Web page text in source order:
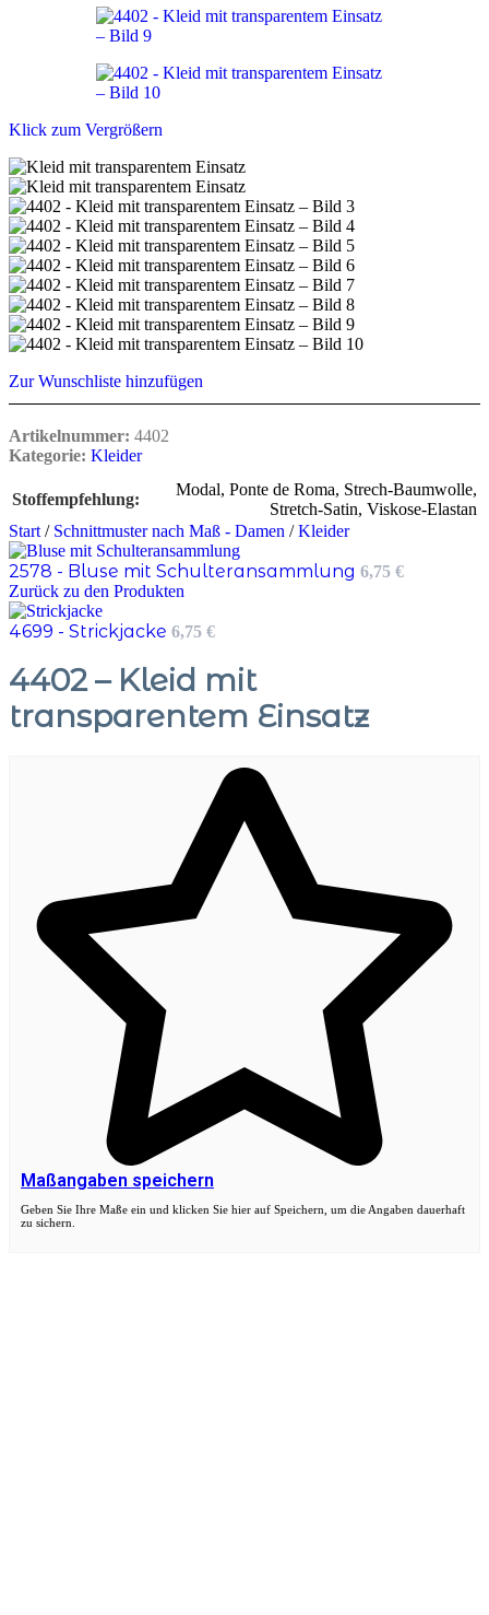
Klick zum Vergrößern
Zur Wunschliste hinzufügen
Artikelnummer: 4402
Kategorie: Kleider
Stoffempfehlung
Modal, Ponte de Roma, Strech-Baumwolle,
Stretch-Satin, Viskose-Elastan
Start / Schnittmuster nach Maß - Damen / Kleider
2578 - Bluse mit Schulteransammlung 6,75 €
Zurück zu den Produkten
4699 - Strickjacke 6,75 €
4402 – Kleid mit
transparentem Einsatz
Maßangaben speichern
Geben Sie Ihre Maße ein und klicken Sie hier auf Speichern, um die Angaben dauerhaft
zu sichern.